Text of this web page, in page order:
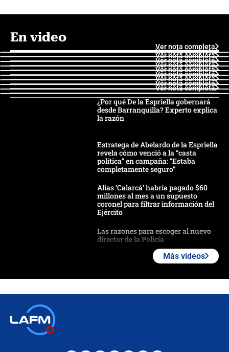
En video
Ver nota completa
Ver nota completa
Ver nota completa
Ver nota completa
Ver nota completa
Ver nota completa
Ver nota completa
Ver nota completa
Ver nota completa
Ver nota completa
¿Por qué De la Espriella gobernará
desde Barranquilla? Experto explica
la razón
Estratega de Abelardo de la Espriella
revela cómo venció a la “casta
política” en campaña: “Estaba
completamente seguro”
Alias ‘Calarcá’ habría pagado $60
millones al mes a un supuesto
coronel para filtrar información del
Ejército
Las razones para escoger al nuevo
director de la Policía
futuro les espera a las cabalgatas en
Más videos